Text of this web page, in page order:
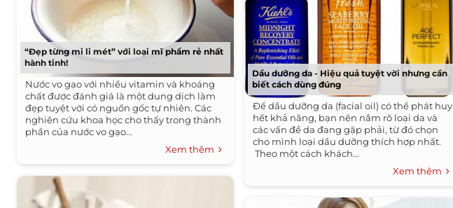
“Đẹp từng mi li mét” với loại mĩ phẩm rẻ nhất
hành tinh!
Nước vo gạo với nhiều vitamin và khoáng
chất được đánh giá là một dung dịch làm
đẹp tuyệt vời có nguồn gốc tự nhiên. Các
nghiên cứu khoa học cho thấy trong thành
phần của nước vo gạo...
Xem thêm
Dầu dưỡng da - Hiệu quả tuyệt vời nhưng cần
biết cách dùng đúng
Để dầu dưỡng da (facial oil) có thể phát huy
hết khả năng, bạn nên nắm rõ loại da và
các vấn đề da đang gặp phải, từ đó chọn
cho mình loại dầu dưỡng thích hợp nhất.
Theo một cách khách...
Xem thêm